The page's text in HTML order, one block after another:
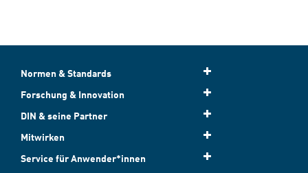
Normen & Standards
Forschung & Innovation
DIN & seine Partner
Mitwirken
Service für Anwender*innen